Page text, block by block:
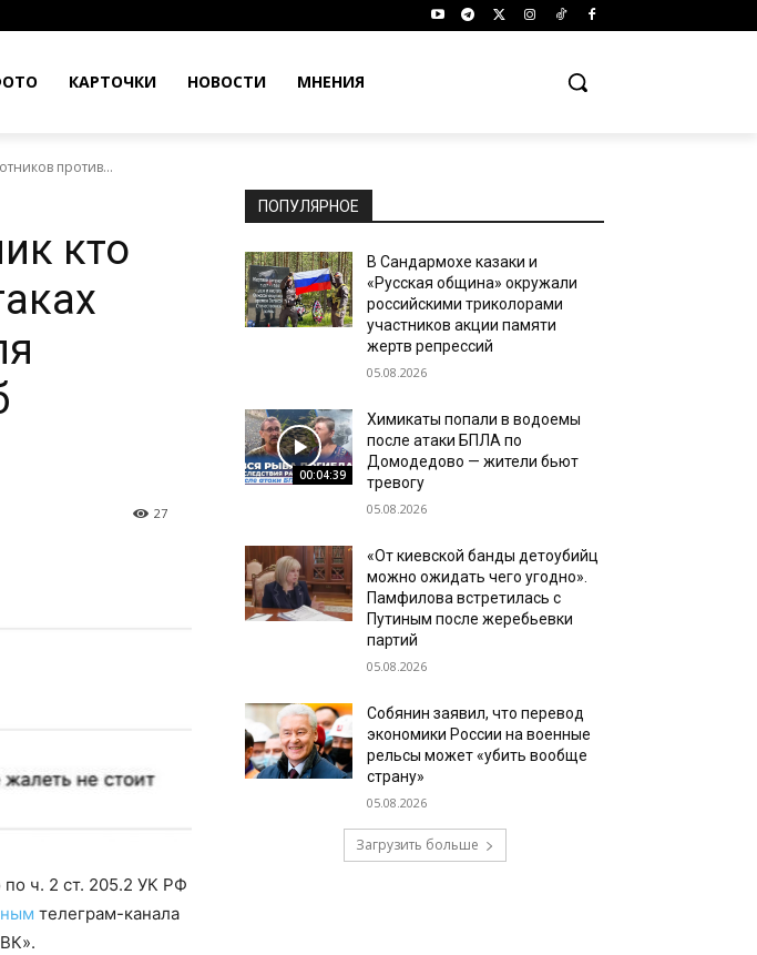
КАРТОЧКИ НОВОСТИ МНЕНИЯ
против...
кто
27
ч. 2 ст. 205.2 УК РФ
телеграм-канала
ПОПУЛЯРНОЕ
В Сандармохе казаки и
«Русская община» окружали
российскими триколорами
участников акции памяти
жертв репрессий
05.08.2026
00:04:39
Химикаты попали в водоемы
после атаки БПЛА по
Домодедово — жители бьют
тревогу
05.08.2026
«От киевской банды детоубийц
можно ожидать чего угодно».
Памфилова встретилась с
Путиным после жеребьевки
партий
05.08.2026
Собянин заявил, что перевод
экономики России на военные
рельсы может «убить вообще
страну»
05.08.2026
Загрузить больше